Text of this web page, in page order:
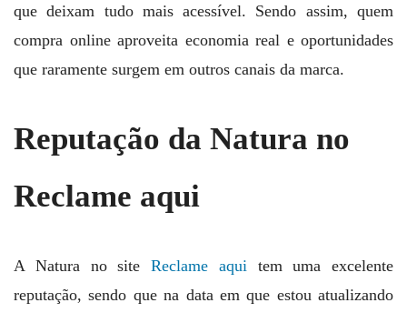
que deixam tudo mais acessível. Sendo assim, quem
compra online aproveita economia real e oportunidades
que raramente surgem em outros canais da marca.
Reputação da Natura no
Reclame aqui
A Natura no site Reclame aqui tem uma excelente
reputação, sendo que na data em que estou atualizando